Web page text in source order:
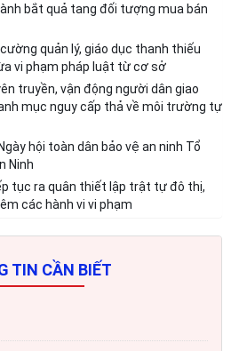
bắt quả tang đối tượng mua bán
quản lý, giáo dục thanh thiếu
vi phạm pháp luật từ cơ sở
truyền, vận động người dân giao
mục nguy cấp thả về môi trường tự
hội toàn dân bảo vệ an ninh Tổ
Ninh
tục ra quân thiết lập trật tự đô thị,
các hành vi vi phạm
TIN CẦN BIẾT